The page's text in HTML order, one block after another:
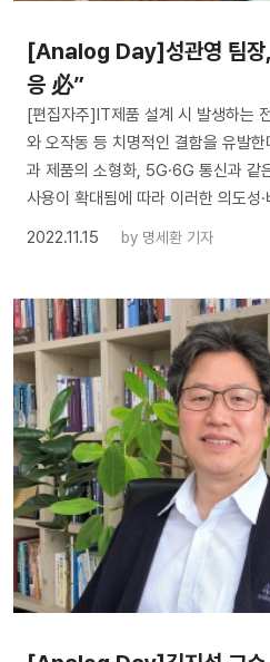
[Analog Day]성관영 팀장
응 必”
[편집자주]IT제품 설계 시 발생하는
와 오작동 등 치명적인 결함을 유발
과 제품의 소형화, 5G·6G 통신과 같
사용이 확대됨에 따라 이러한 의도성
2022.11.15
by 명세환 기자